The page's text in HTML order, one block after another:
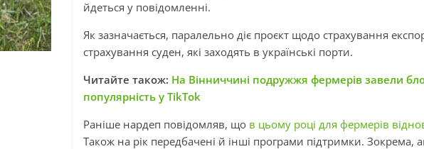
йдеться у повідомленні.
Як зазначається, паралельно діє проєкт щодо страхування
страхування суден, які заходять в українські порти.
Читайте також: На Вінниччині подружжя фермерів завели
популярність у TikTok
Раніше нардеп повідомляв, що в цьому році для фермерів
Також на рік передбачені й інші програми підтримки. Зокрема,